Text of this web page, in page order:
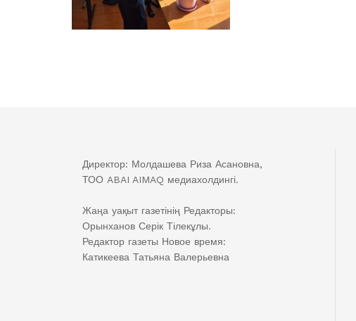
Директор: Молдашева Риза Асановна,
ТОО ABAI AIMAQ медиахолдингі.
Жаңа уақыт газетінің Редакторы:
Орынханов Серік Тілекұлы.
Редактор газеты Новое время:
Катикеева Татьяна Валерьевна